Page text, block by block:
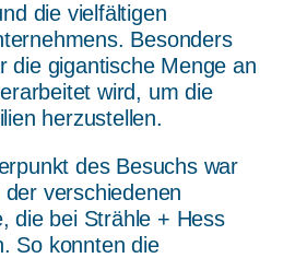
die vielfältigen
Besonders
die gigantische Menge an
wird, um die
herzustellen.
des Besuchs war
verschiedenen
die bei Strähle + Hess
So konnten die